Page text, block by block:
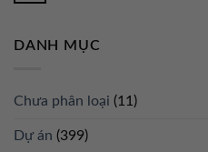
DANH MỤC
Chưa phân loại (11)
Dự án (399)